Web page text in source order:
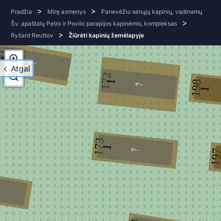
Atgal
Pradžia > Mirę asmenys >
Panevėžio senųjų kapinių, vadinamų
Šv. apaštalų Petro ir Povilo parapijos kapinėmis, kompleksas
>
Ryšard Reuttov > Žiūrėti kapinių žemėlapyje
173
172 198
1
1
1